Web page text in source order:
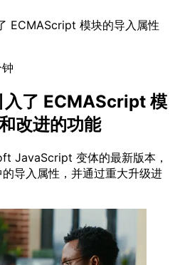
ECMAScript 模块的导入属性
了 ECMAScript 模
改进的功能
JavaScript 变体的最新版本，
导入属性，并通过重大升级进